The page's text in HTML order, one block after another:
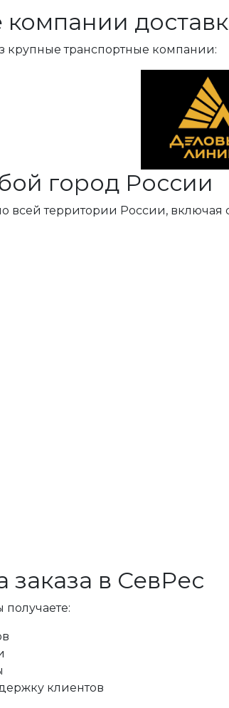
крупные транспортные компании:
город России
всей территории России,
в СевРес
клиентов